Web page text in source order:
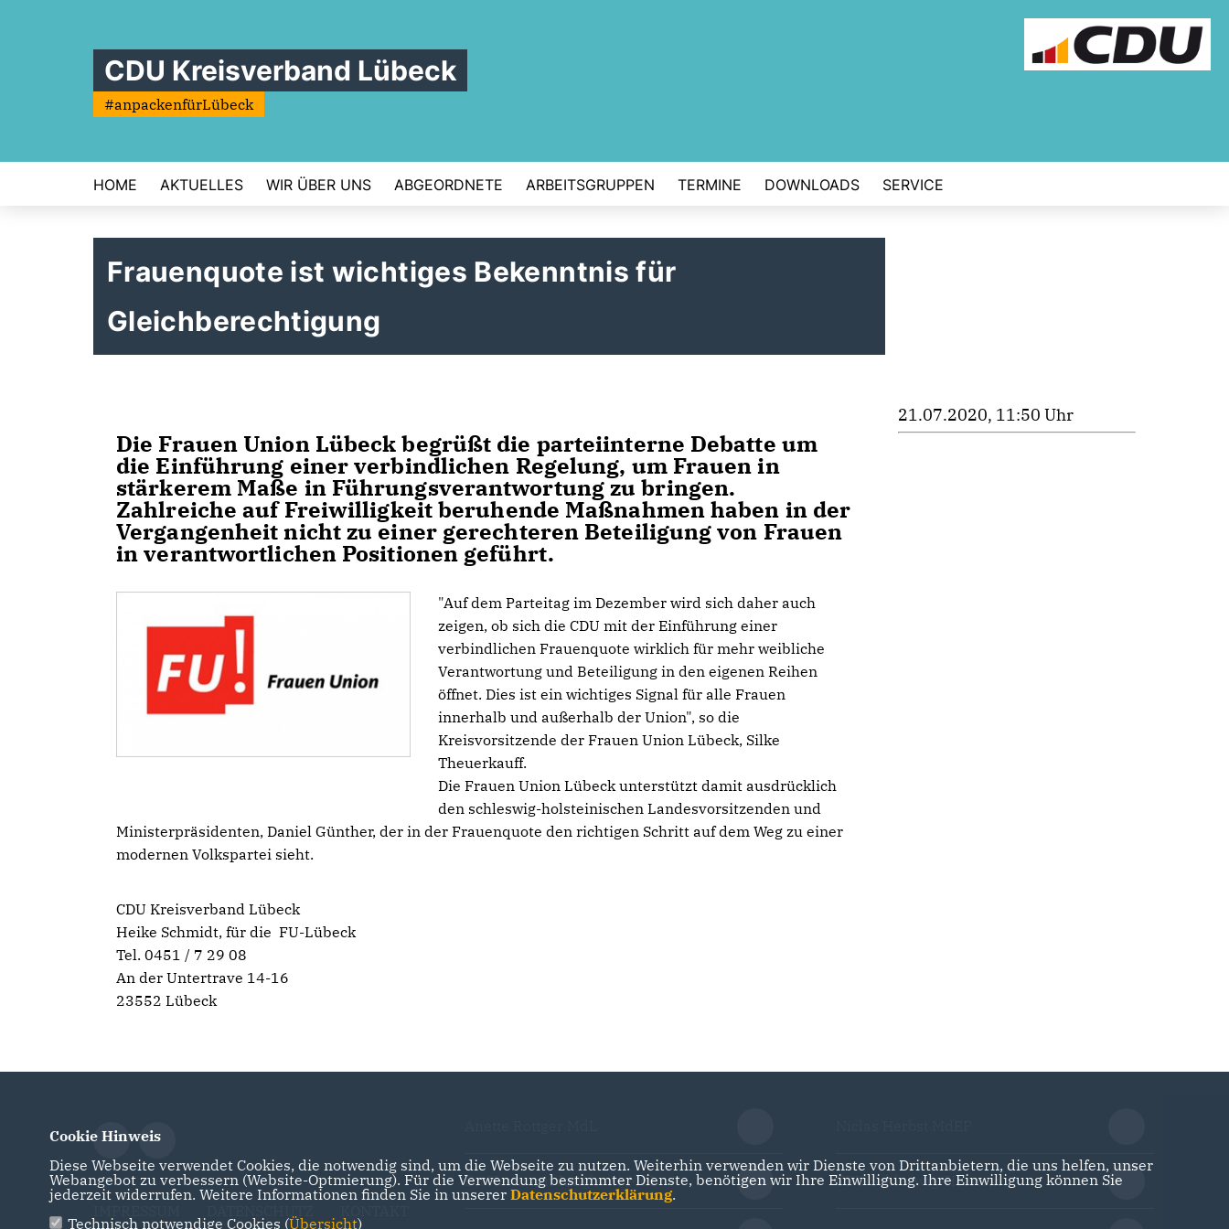
CDU Kreisverband Lübeck
#anpackenfürLübeck
HOME AKTUELLES WIR ÜBER UNS ABGEORDNETE ARBEITSGRUPPEN TERMINE DOWNLOADS SERVICE
Frauenquote ist wichtiges Bekenntnis für
Gleichberechtigung
Die Frauen Union Lübeck begrüßt die parteiinterne Debatte um
die Einführung einer verbindlichen Regelung, um Frauen in
stärkerem Maße in Führungsverantwortung zu bringen.
Zahlreiche auf Freiwilligkeit beruhende Maßnahmen haben in der
Vergangenheit nicht zu einer gerechteren Beteiligung von Frauen
in verantwortlichen Positionen geführt.
"Auf dem Parteitag im Dezember wird sich daher auch
zeigen, ob sich die CDU mit der Einführung einer
verbindlichen Frauenquote wirklich für mehr weibliche
Verantwortung und Beteiligung in den eigenen Reihen
öffnet. Dies ist ein wichtiges Signal für alle Frauen
innerhalb und außerhalb der Union", so die
Kreisvorsitzende der Frauen Union Lübeck, Silke
Theuerkauff.
Die Frauen Union Lübeck unterstützt damit ausdrücklich
den schleswig-holsteinischen Landesvorsitzenden und
Ministerpräsidenten, Daniel Günther, der in der Frauenquote den richtigen Schritt auf dem Weg zu einer
modernen Volkspartei sieht.
CDU Kreisverband Lübeck
Heike Schmidt, für die FU-Lübeck
Tel. 0451 / 7 29 08
An der Untertrave 14-16
23552 Lübeck
21.07.2020, 11:50 Uhr
Dr. Hermann Junghans MdL CDU Schleswig-Holstein
Cookie Hinweis
Diese Webseite verwendet Cookies, die notwendig sind, um die Webseite zu nutzen. Weiterhin verwenden wir Dienste von Drittanbietern, die uns helfen, unser
Webangebot zu verbessern (Website-Optmierung). Für die Verwendung bestimmter Dienste, benötigen wir Ihre Einwilligung. Ihre Einwilligung können Sie
jederzeit widerrufen. Weitere Informationen finden Sie in unserer Datenschutzerklärung.
Technisch notwendige Cookies (Übersicht)